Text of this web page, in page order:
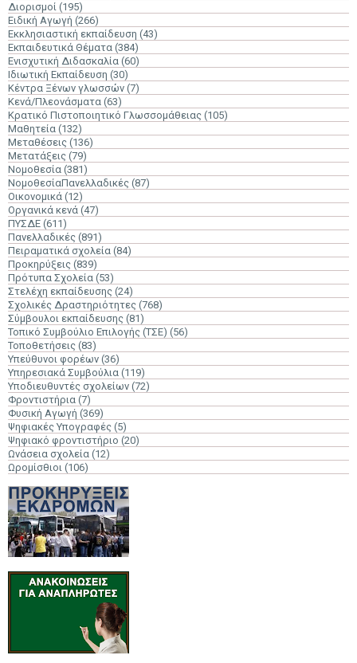
Διορισμοί (195)
Ειδική Αγωγή (266)
Εκκλησιαστική εκπαίδευση (43)
Εκπαιδευτικά Θέματα (384)
Ενισχυτική Διδασκαλία (60)
Ιδιωτική Εκπαίδευση (30)
Κέντρα Ξένων γλωσσών (7)
Κενά/Πλεονάσματα (63)
Κρατικό Πιστοποιητικό Γλωσσομάθειας (105)
Μαθητεία (132)
Μεταθέσεις (136)
Μετατάξεις (79)
Νομοθεσία (381)
ΝομοθεσίαΠανελλαδικές (87)
Οικονομικά (12)
Οργανικά κενά (47)
ΠΥΣΔΕ (611)
Πανελλαδικές (891)
Πειραματικά σχολεία (84)
Προκηρύξεις (839)
Πρότυπα Σχολεία (53)
Στελέχη εκπαίδευσης (24)
Σχολικές Δραστηριότητες (768)
Σύμβουλοι εκπαίδευσης (81)
Τοπικό Συμβούλιο Επιλογής (ΤΣΕ) (56)
Τοποθετήσεις (83)
Υπεύθυνοι φορέων (36)
Υπηρεσιακά Συμβούλια (119)
Υποδιευθυντές σχολείων (72)
Φροντιστήρια (7)
Φυσική Αγωγή (369)
Ψηφιακές Υπογραφές (5)
Ψηφιακό φροντιστήριο (20)
Ωνάσεια σχολεία (12)
Ωρομίσθιοι (106)